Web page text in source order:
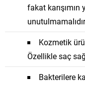
fakat
Kozmetik
Özellikle saç
Bakterilere